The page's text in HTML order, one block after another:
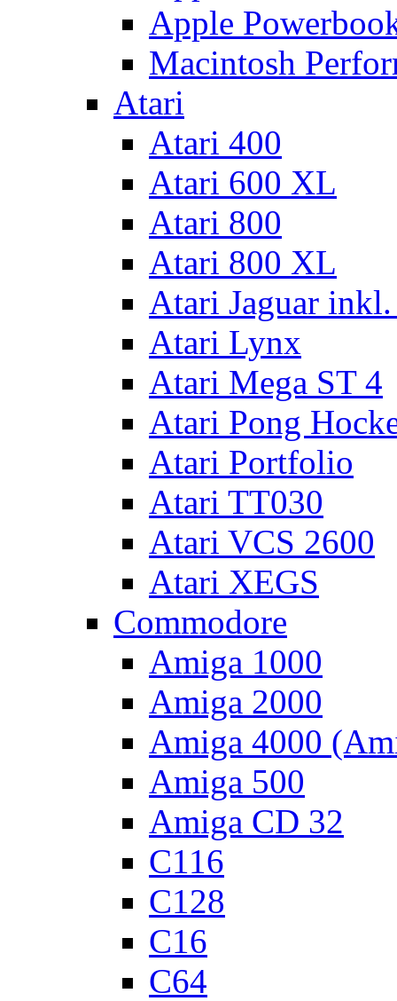
Apple
Macintosh
Atari
Atari 400
Atari 600 XL
Atari 800
Atari 800 XL
Atari Jaguar
Atari Lynx
Atari Mega ST 4
Atari Pong
Atari Portfolio
Atari TT030
Atari VCS 2600
Atari XEGS
Commodore
Amiga 1000
Amiga 2000
Amiga 4000
Amiga 500
Amiga CD 32
C116
C128
C16
C64